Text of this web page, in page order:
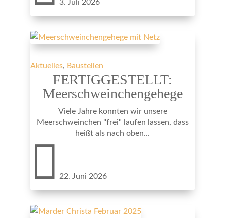
3. Juli 2026
Aktuelles, Baustellen
FERTIGGESTELLT:
Meerschweinchengehege
Viele Jahre konnten wir unsere
Meerschweinchen "frei" laufen lassen, dass
heißt als nach oben...
 22. Juni 2026